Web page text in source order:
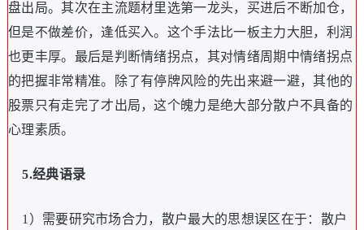
盘出局。其次在主流题材里选第一龙头，买进后不断加仓，
但是不做差价，逢低买入。这个手法比一板主力大胆，利润
也更丰厚。最后是判断情绪拐点，其对情绪周期中情绪拐点
的把握非常精准。除了有停牌风险的先出来避一避，其他的
股票只有走完了才出局，这个魄力是绝大部分散户不具备的
心理素质。
5.经典语录
1）需要研究市场合力，散户最大的思想误区在于：散户